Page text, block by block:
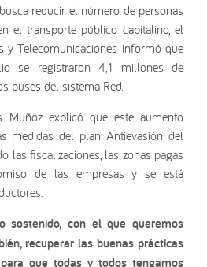
reducir el número de personas
el transporte público capitalino, el
y Telecomunicaciones informó que
se registraron 4,1 millones de
buses del sistema Red.
Muñoz explicó que este aumento
medidas del plan Antievasión del
las fiscalizaciones, las zonas pagas
de las empresas y se está
sostenido, con el que queremos
recuperar las buenas prácticas
que todas y todos tengamos